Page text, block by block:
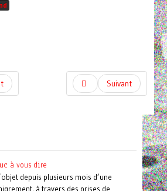
Suivant
à vous dire
depuis plusieurs mois d’une
à travers des prises de...